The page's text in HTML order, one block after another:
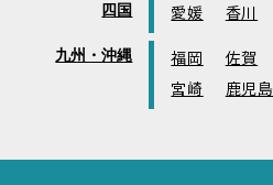
四国 愛媛 香川
九州・沖縄 福岡 佐賀
宮崎
鹿児島